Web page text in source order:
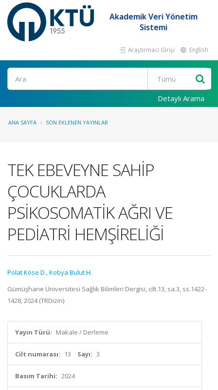
Akademik Veri Yönetim
Sistemi
Araştırmacı Girişi English
Ara
Detaylı Arama
ANA SAYFA SON EKLENEN YAYINLAR
TEK EBEVEYNE SAHİP
ÇOCUKLARDA
PSİKOSOMATİK AĞRI VE
PEDİATRİ HEMŞİRELİĞİ
Polat Köse D.,Kobya Bulut H.
Gümüşhane Üniversitesi Sağlık Bilimleri Dergisi, cilt.13, sa.3, ss.1422-
1428, 2024 (TRDizin)
Yayın Türü: Makale / Derleme
Cilt numarası: 13 Sayı: 3
Basım Tarihi: 2024